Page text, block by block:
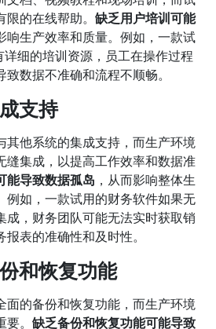
限的在线帮助。缺乏用户培训可能
响生产效率和质量。例如，一款试
详细的培训资源，员工在操作过程
数据不准确和流程不顺畅。
支持
其他系统的集成支持，而生产环境
缝集成，以提高工作效率和数据准
能导致数据孤岛 ，从而影响整体生
例如，一款试用的财务软件如果无
成，财务团队可能无法实时获取销
表的准确性和及时性。
和恢复功能
面的备份和恢复功能，而生产环境
要。缺乏备份和恢复功能可能导致